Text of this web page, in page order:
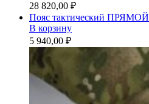
28 820,00 ₽
Пояс тактический ПРЯМОЙ
В корзину
5 940,00 ₽